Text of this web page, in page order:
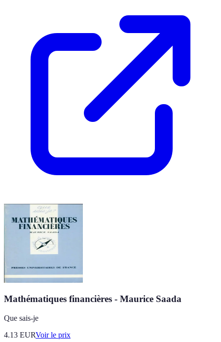
Mathématiques financières - Maurice Saada
Que sais-je
4.13 EURVoir le prix